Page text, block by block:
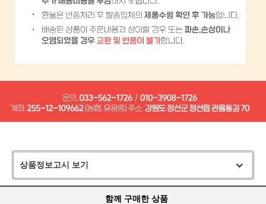
상품정보고시 보기
함께 구매한 상품